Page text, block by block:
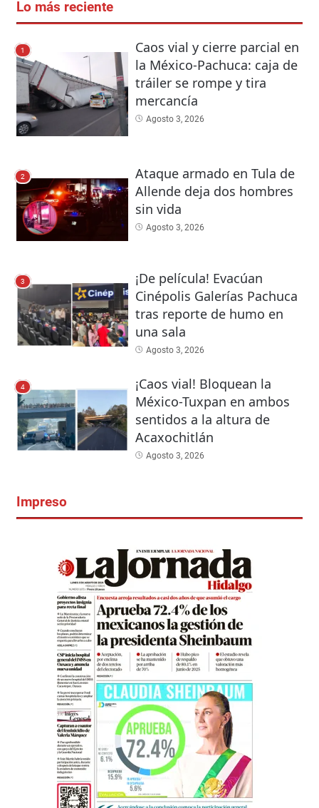
Lo más reciente
1
Caos vial y cierre parcial en
la México-Pachuca: caja de
tráiler se rompe y tira
mercancía
Agosto 3, 2026
2
Ataque armado en Tula de
Allende deja dos hombres
sin vida
Agosto 3, 2026
3
¡De película! Evacúan
Cinépolis Galerías Pachuca
tras reporte de humo en
una sala
Agosto 3, 2026
4
¡Caos vial! Bloquean la
México-Tuxpan en ambos
sentidos a la altura de
Acaxochitlán
Agosto 3, 2026
Impreso